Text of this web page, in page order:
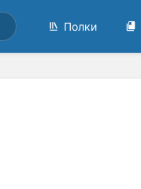
Полки